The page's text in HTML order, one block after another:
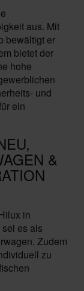
aus. Mit
bewältigt er
bietet der
hohe
und
ein
&
in
es als
Zudem
zu